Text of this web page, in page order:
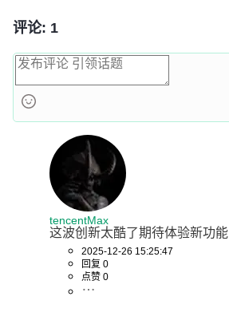
评论: 1
tencentMax
这波创新太酷了期待体验新功能
2025-12-26 15:25:47
回复 0
点赞 0